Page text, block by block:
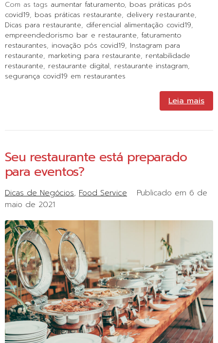
Com as tags aumentar faturamento, boas práticas pós
covid19, boas práticas restaurante, delivery restaurante,
Dicas para restaurante, diferencial alimentação covid19,
empreendedorismo bar e restaurante, faturamento
restaurantes, inovação pós covid19, Instagram para
restaurante, marketing para restaurante, rentabilidade
restaurante, restaurante digital, restaurante instagram,
segurança covid19 em restaurantes
Leia mais
Seu restaurante está preparado
para eventos?
Dicas de Negócios Food Service Publicado em 6 de
maio de 2021